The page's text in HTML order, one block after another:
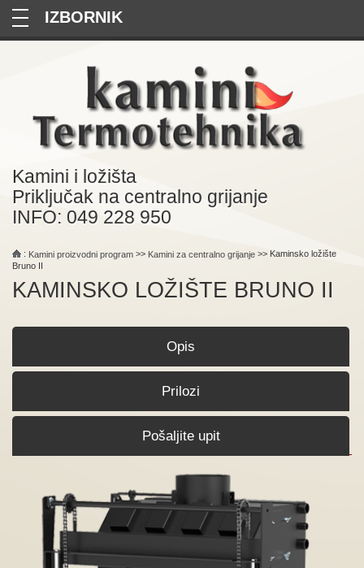
—
—
—
Kamini i ložišta
Priključak na centralno grijanje
INFO: 049 228 950
: Kamini proizvodni program >> Kamini za centralno grijanje >> Kaminsko ložište
Bruno II
KAMINSKO LOŽIŠTE BRUNO II
Opis
Prilozi
Pošaljite upit